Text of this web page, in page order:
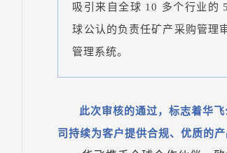
吸引来自全球 10 多个行业的
球公认的负责任矿产采购管理
管理系统。
此次审核的通过，标志着华
司持续为客户提供合规、优质的